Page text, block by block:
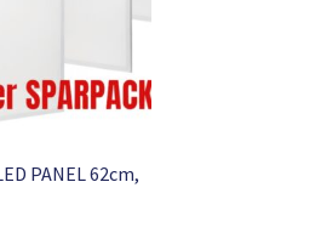
PANEL 62cm,